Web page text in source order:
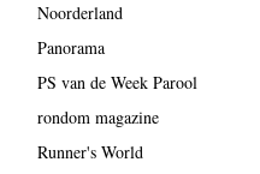
Noorderland
Panorama
PS van de Week Parool
rondom magazine
Runner's World